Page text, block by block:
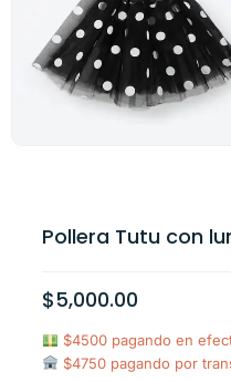
Pollera Tutu con
$5,000.00
$4500 pagando en
$4750 pagando por